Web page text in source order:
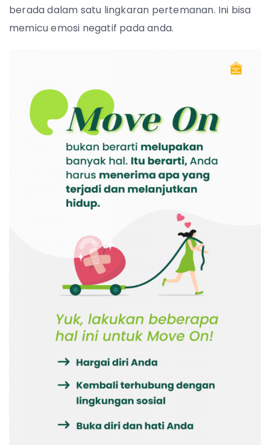
berada dalam satu lingkaran pertemanan. Ini bisa
memicu emosi negatif pada anda.